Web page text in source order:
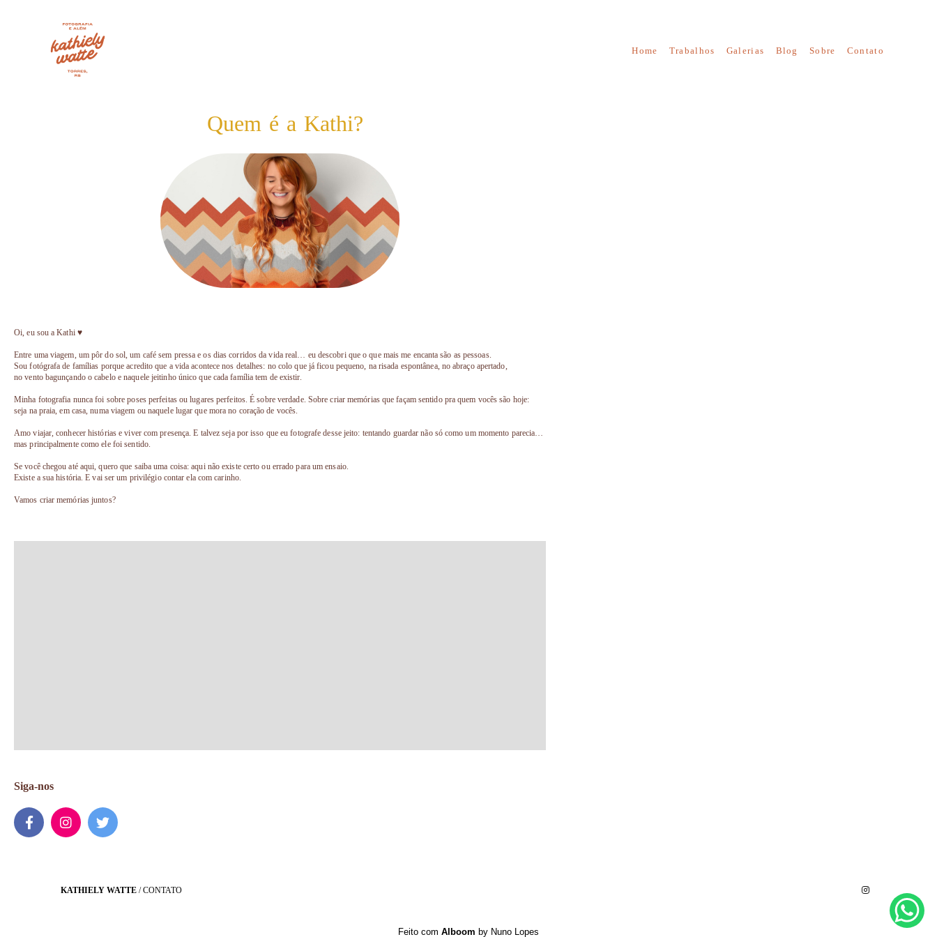
Home Trabalhos Galerias Blog Sobre Contato
Quem é a Kathi?
Oi, eu sou a Kathi ♥
Entre uma viagem, um pôr do sol, um café sem pressa e os dias corridos da vida real… eu descobri que o que mais me encanta são as pessoas.
Sou fotógrafa de famílias porque acredito que a vida acontece nos detalhes: no colo que já ficou pequeno, na risada espontânea, no abraço apertado,
no vento bagunçando o cabelo e naquele jeitinho único que cada família tem de existir.
Minha fotografia nunca foi sobre poses perfeitas ou lugares perfeitos. É sobre verdade. Sobre criar memórias que façam sentido pra quem vocês são hoje:
seja na praia, em casa, numa viagem ou naquele lugar que mora no coração de vocês.
Amo viajar, conhecer histórias e viver com presença. E talvez seja por isso que eu fotografe desse jeito: tentando guardar não só como um momento parecia…
mas principalmente como ele foi sentido.
Se você chegou até aqui, quero que saiba uma coisa: aqui não existe certo ou errado para um ensaio.
Existe a sua história. E vai ser um privilégio contar ela com carinho.
Vamos criar memórias juntos?
Siga-nos
KATHIELY WATTE /CONTATO
Feito com Alboom by Nuno Lopes